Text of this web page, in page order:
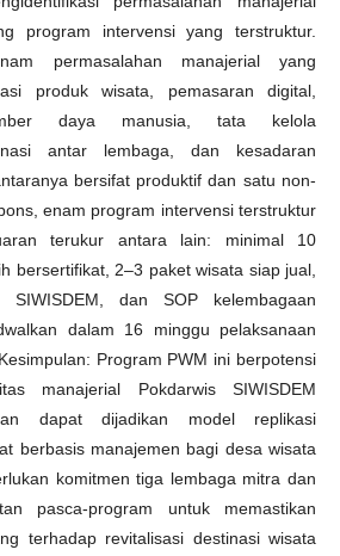
program intervensi yang terstruktur.
permasalahan manajerial yang
produk wisata, pemasaran digital,
daya manusia, tata kelola
antar lembaga, dan kesadaran
bersifat produktif dan satu non-
enam program intervensi terstruktur
terukur antara lain: minimal 10
bersertifikat, 2–3 paket wisata siap jual,
dan SOP kelembagaan
dalam 16 minggu pelaksanaan
Program PWM ini berpotensi
manajerial Pokdarwis SIWISDEM
dapat dijadikan model replikasi
berbasis manajemen bagi desa wisata
komitmen tiga lembaga mitra dan
pasca-program untuk memastikan
terhadap revitalisasi destinasi wisata